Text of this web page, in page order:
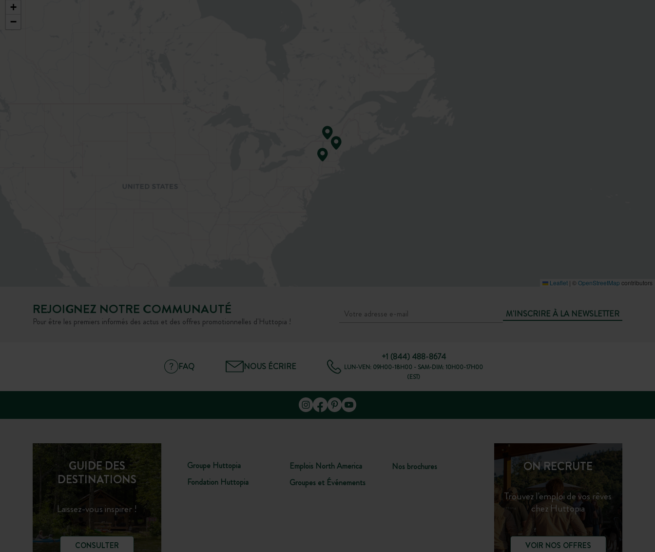
+
−
Leaflet | ©OpenStreetMap contributors
REJOIGNEZ NOTRE COMMUNAUTÉ
Pour être les premiers informés des actus et des offres promotionnelles d'Huttopia !
M'INSCRIRE À LA NEWSLETTER
FAQ NOUS ÉCRIRE
+1 (844) 488-8674
LUN-VEN: 09H00-18H00 - SAM-DIM: 10H00-17H00
(EST)
GUIDE DES
DESTINATIONS
Laissez-vous inspirer !
CONSULTER
Groupe Huttopia
Fondation Huttopia
Emplois North America
Groupes et Événements
Nos brochures ON RECRUTE
Trouvez l'emploi de vos rêves
chez Huttopia
VOIR NOS OFFRES